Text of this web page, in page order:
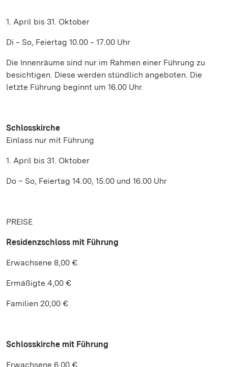
1. April bis 31. Oktober
Di ‒ So, Feiertag 10.00 ‒ 17.00 Uhr
Die Innenräume sind nur im Rahmen einer Führung zu
besichtigen. Diese werden stündlich angeboten. Die
letzte Führung beginnt um 16.00 Uhr.
Schlosskirche
Einlass nur mit Führung
1. April bis 31. Oktober
Do – So, Feiertag 14.00, 15.00 und 16.00 Uhr
PREISE
Residenzschloss mit Führung
Erwachsene 8,00 €
Ermäßigte 4,00 €
Familien 20,00 €
Schlosskirche mit Führung
Erwachsene 6,00 €